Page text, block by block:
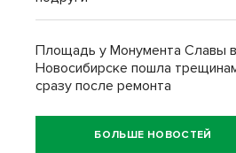
Площадь у Монумента Славы в
Новосибирске пошла
сразу после ремонта
БОЛЬШЕ НОВОСТЕЙ